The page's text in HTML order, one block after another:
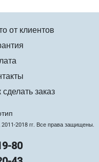
от клиентов
сделать заказ
2018 гг. Все права защищены.
80